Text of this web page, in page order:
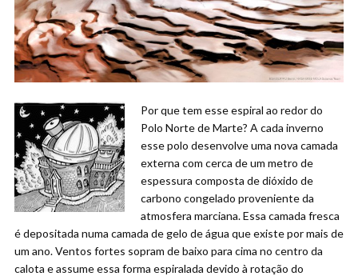
Por que tem esse espiral ao redor do
Polo Norte de Marte? A cada inverno
esse polo desenvolve uma nova camada
externa com cerca de um metro de
espessura composta de dióxido de
carbono congelado proveniente da
atmosfera marciana. Essa camada fresca
é depositada numa camada de gelo de água que existe por mais de
um ano. Ventos fortes sopram de baixo para cima no centro da
calota e assume essa forma espiralada devido à rotação do